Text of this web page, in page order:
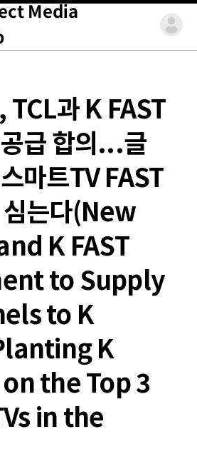
Media
TCL과 K FAST
급 합의...글
마트TV FAST
는다(New
K FAST
to Supply
to K
K
the Top 3
in the